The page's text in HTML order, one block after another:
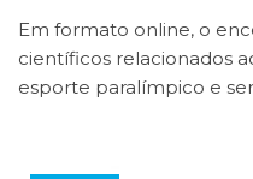
Em formato online, o
científicos relacionados
esporte paralímpico e